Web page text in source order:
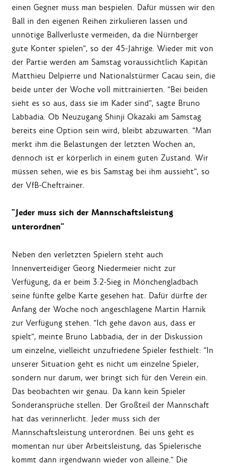
einen Gegner muss man bespielen. Dafür müssen wir den
Ball in den eigenen Reihen zirkulieren lassen und
unnötige Ballverluste vermeiden, da die Nürnberger
gute Konter spielen", so der 45-Jährige. Wieder mit von
der Partie werden am Samstag voraussichtlich Kapitän
Matthieu Delpierre und Nationalstürmer Cacau sein, die
beide unter der Woche voll mittrainierten. "Bei beiden
sieht es so aus, dass sie im Kader sind", sagte Bruno
Labbadia. Ob Neuzugang Shinji Okazaki am Samstag
bereits eine Option sein wird, bleibt abzuwarten. "Man
merkt ihm die Belastungen der letzten Wochen an,
dennoch ist er körperlich in einem guten Zustand. Wir
müssen sehen, wie es bis Samstag bei ihm aussieht", so
der VfB-Cheftrainer.
"Jeder muss sich der Mannschaftsleistung
unterordnen"
Neben den verletzten Spielern steht auch
Innenverteidiger Georg Niedermeier nicht zur
Verfügung, da er beim 3:2-Sieg in Mönchengladbach
seine fünfte gelbe Karte gesehen hat. Dafür dürfte der
Anfang der Woche noch angeschlagene Martin Harnik
zur Verfügung stehen. "Ich gehe davon aus, dass er
spielt", meinte Bruno Labbadia, der in der Diskussion
um einzelne, vielleicht unzufriedene Spieler festhielt: "In
unserer Situation geht es nicht um einzelne Spieler,
sondern nur darum, wer bringt sich für den Verein ein.
Das beobachten wir genau. Da kann kein Spieler
Sonderansprüche stellen. Der Großteil der Mannschaft
hat das verinnerlicht. Jeder muss sich der
Mannschaftsleistung unterordnen. Bei uns geht es
momentan nur über Arbeitsleistung, das Spielerische
kommt dann irgendwann wieder von alleine." Die